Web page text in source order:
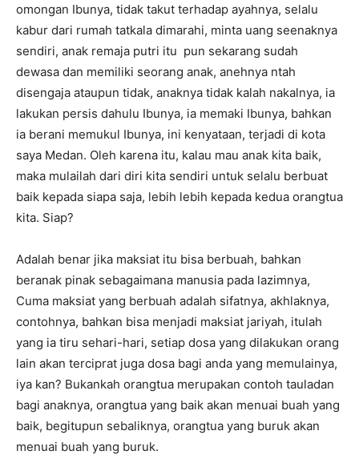
omongan Ibunya, tidak takut terhadap ayahnya, selalu
kabur dari rumah tatkala dimarahi, minta uang seenaknya
sendiri, anak remaja putri itu pun sekarang sudah
dewasa dan memiliki seorang anak, anehnya ntah
disengaja ataupun tidak, anaknya tidak kalah nakalnya, ia
lakukan persis dahulu Ibunya, ia memaki Ibunya, bahkan
ia berani memukul Ibunya, ini kenyataan, terjadi di kota
saya Medan. Oleh karena itu, kalau mau anak kita baik,
maka mulailah dari diri kita sendiri untuk selalu berbuat
baik kepada siapa saja, lebih lebih kepada kedua orangtua
kita. Siap?
Adalah benar jika maksiat itu bisa berbuah, bahkan
beranak pinak sebagaimana manusia pada lazimnya,
Cuma maksiat yang berbuah adalah sifatnya, akhlaknya,
contohnya, bahkan bisa menjadi maksiat jariyah, itulah
yang ia tiru sehari-hari, setiap dosa yang dilakukan orang
lain akan terciprat juga dosa bagi anda yang memulainya,
iya kan? Bukankah orangtua merupakan contoh tauladan
bagi anaknya, orangtua yang baik akan menuai buah yang
baik, begitupun sebaliknya, orangtua yang buruk akan
menuai buah yang buruk.